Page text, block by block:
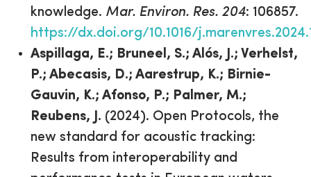
knowledge. Mar. Environ. Res. 204: 106857.
https://dx.doi.org/10.1016/
Aspillaga, E.; Bruneel, S.; Alós, J.; Verhelst,
P.; Abecasis, D.; Aarestrup, K.; Birnie-
Gauvin, K.; Afonso, P.; Palmer, M.;
Reubens, J. (2024). Open Protocols, the
new standard for acoustic tracking:
Results from interoperability and